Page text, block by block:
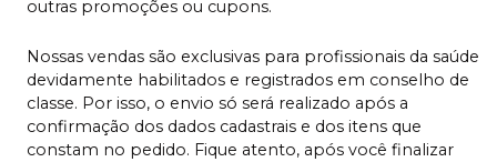
outras promoções ou cupons.
Nossas vendas são exclusivas para profissionais da saúde
devidamente habilitados e registrados em conselho de
classe. Por isso, o envio só será realizado após a
confirmação dos dados cadastrais e dos itens que
constam no pedido. Fique atento, após você finalizar